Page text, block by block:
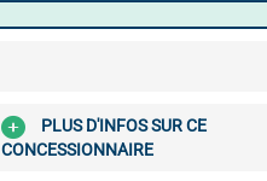
PLUS D'INFOS SUR CE
CONCESSIONNAIRE